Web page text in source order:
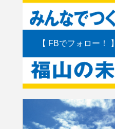
【 FBでフォロー！ 】